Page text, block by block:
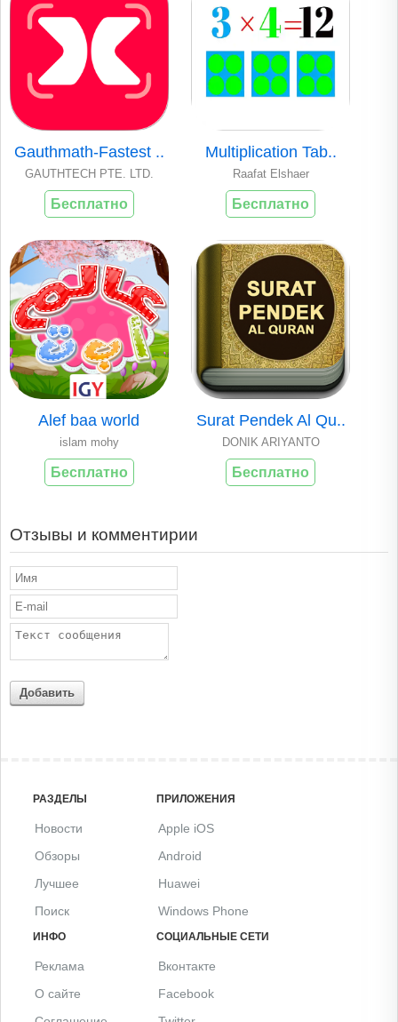
Gauthmath-Fastest ..
GAUTHTECH PTE. LTD.
Бесплатно
Multiplication Tab..
Raafat Elshaer
Бесплатно
Alef baa world
islam mohy
Бесплатно
Surat Pendek Al Qu..
DONIK ARIYANTO
Бесплатно
Отзывы и комментирии
Добавить
РАЗДЕЛЫ
Новости
Обзоры
Лучшее
Поиск
ПРИЛОЖЕНИЯ
Apple iOS
Android
Huawei
Windows Phone
ИНФО
Реклама
О сайте
СОЦИАЛЬНЫЕ СЕТИ
Вконтакте
Facebook